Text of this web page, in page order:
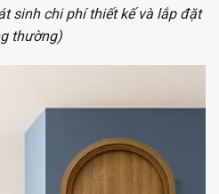
sinh chi phí thiết kế và lắp đặt
thường)